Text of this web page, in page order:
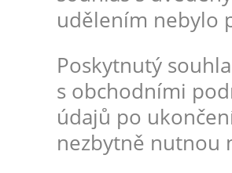
udělením nebylo
Poskytnutý
s obchodními
údajů po
nezbytně nutnou